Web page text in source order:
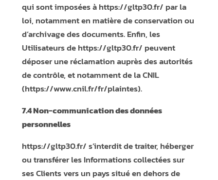
qui sont imposées àhttps://gltp30.fr/ par la
loi, notamment en matière de conservation ou
d’archivage des documents. Enfin, les
Utilisateurs dehttps://gltp30.fr/ peuvent
déposer une réclamation auprès des autorités
de contrôle, et notamment de la CNIL
(https://www.cnil.fr/fr/plaintes).
7.4 Non-communication des données
personnelles
https://gltp30.fr/s’interdit de traiter, héberger
ou transférer les Informations collectées sur
ses Clients vers un pays situé en dehors de